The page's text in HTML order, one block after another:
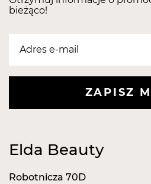
bieżąco!
ZAPISZ
Elda Beauty
Robotnicza 70D